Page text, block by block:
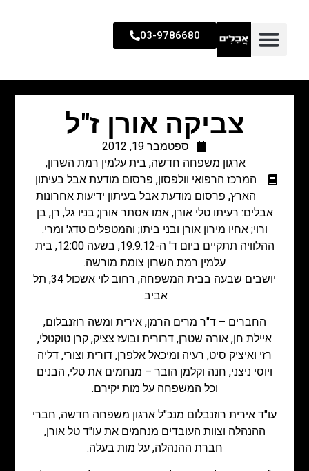
03-9786680
צביקה אורן ז"ל
ספטמבר 19, 2012
ארגון משפחה חדשה, בית עלמין רמת השרון,
המרכז הרפואי וולפסון, פרסום מודעת אבל בעיתון
הארץ, פרסום מודעת אבל בעיתון ידיעות אחרונות
אבלים: רעיתו טלי אורן, אמו אסתר אורן; בניו גל, רן, בן
ורוי; אחיו מירון אורן ובני ביתו; והמטפלים טדג' ומרי.
ההלוויה תתקיים ביום ד' ה-19.9.12, בשעה 12:00, בית
עלמין רמת השרון צומת מורשה.
יושבים שבעה בבית המשפחה, רחוב לוי אשכול 34, תל
אביב.
החברים – ד"ר מרים הרמן, אירית ומשה רוזנבלום,
איילת חן, אורה שטרן, דרורית ובועז צציק, קרן טוקטלי,
רזי ואיציק סיט, רעיה ומיכאל אלפרן, דורית וצורי, דליה
ויוסי ניצני, חנה וקלמן הובר – מנחמים את טלי, הבנים
וכל המשפחה על מות יקירם.
עו"ד אירית רוזנבלום מנכ"ל ארגון משפחה חדשה, חברי
ההנהלה וצוות העובדים מנחמים את עו"ד טל אורן,
חברת ההנהלה, על מות בעלה.